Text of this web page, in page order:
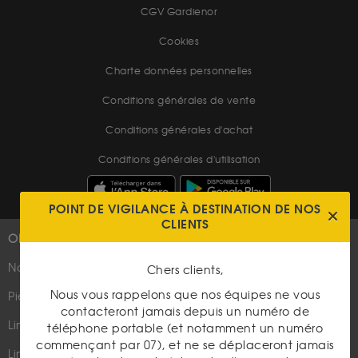
CGV Gardienor
Cookies
Charte données personnelles
Conditions générales de vente
Conditions générales d'achat
Conditions générales d'utilisation
OR
Nouveautés
Pièces d'or d'investissement
Lingots et lingotins
Lingot 1Kg Or
PLUS D'INFOS
Suivez-nous
POINT DE VIGILANCE À DESTINATION DE NOS
CLIENTS
Chers clients,
Nous vous rappelons que nos équipes ne vous
contacteront jamais depuis un numéro de
téléphone portable (et notamment un numéro
commençant par 07), et ne se déplaceront jamais